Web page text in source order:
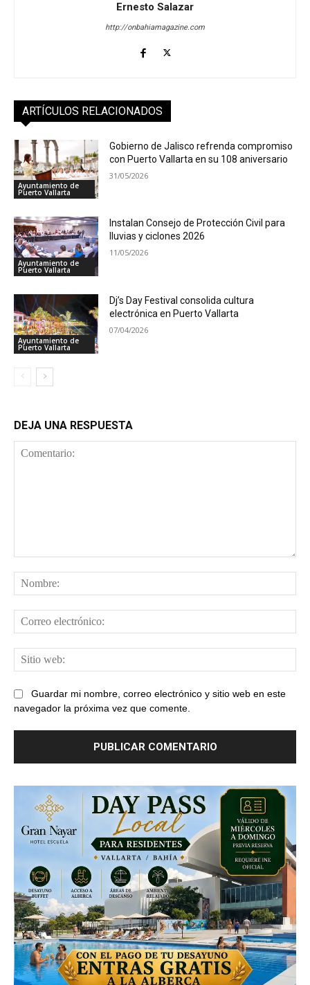
Ernesto Salazar
http://onbahiamagazine.com
ARTÍCULOS RELACIONADOS
Ayuntamiento de
Puerto Vallarta
Gobierno de Jalisco refrenda compromiso
con Puerto Vallarta en su 108 aniversario
31/05/2026
Ayuntamiento de
Puerto Vallarta
Instalan Consejo de Protección Civil para
lluvias y ciclones 2026
11/05/2026
Ayuntamiento de
Puerto Vallarta
Dj’s Day Festival consolida cultura
electrónica en Puerto Vallarta
07/04/2026
DEJA UNA RESPUESTA
Guardar mi nombre, correo electrónico y sitio web en este
navegador la próxima vez que comente.